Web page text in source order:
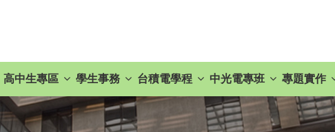
高中生專區 學生事務 台積電學程 中光電專班 專題實作